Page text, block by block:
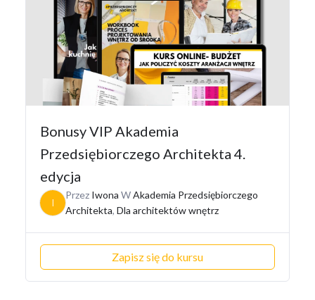
Bonusy VIP Akademia
Przedsiębiorczego Architekta 4.
edycja
I
Przez Iwona WAkademia Przedsiębiorczego
Architekta, Dla architektów wnętrz
Zapisz się do kursu